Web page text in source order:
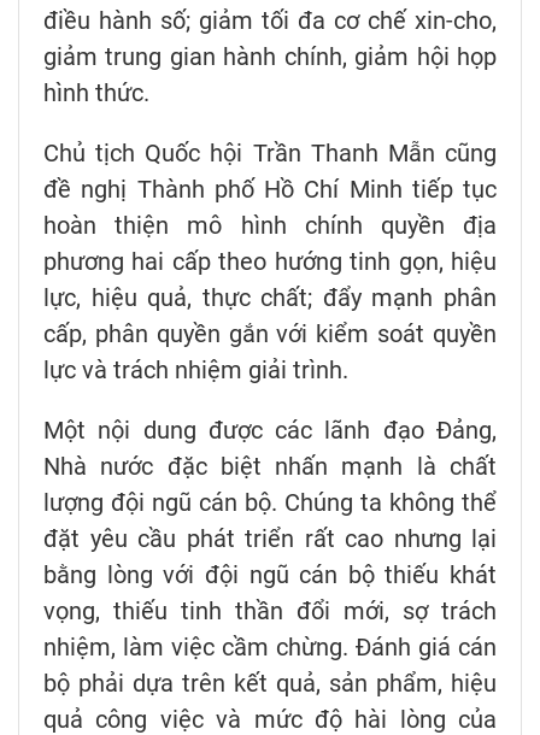
điều hành số; giảm tối đa cơ chế xin-cho,
giảm trung gian hành chính, giảm hội họp
hình thức.
Chủ tịch Quốc hội Trần Thanh Mẫn cũng
đề nghị Thành phố Hồ Chí Minh tiếp tục
hoàn thiện mô hình chính quyền địa
phương hai cấp theo hướng tinh gọn, hiệu
lực, hiệu quả, thực chất; đẩy mạnh phân
cấp, phân quyền gắn với kiểm soát quyền
lực và trách nhiệm giải trình.
Một nội dung được các lãnh đạo Đảng,
Nhà nước đặc biệt nhấn mạnh là chất
lượng đội ngũ cán bộ. Chúng ta không thể
đặt yêu cầu phát triển rất cao nhưng lại
bằng lòng với đội ngũ cán bộ thiếu khát
vọng, thiếu tinh thần đổi mới, sợ trách
nhiệm, làm việc cầm chừng. Đánh giá cán
bộ phải dựa trên kết quả, sản phẩm, hiệu
quả công việc và mức độ hài lòng của